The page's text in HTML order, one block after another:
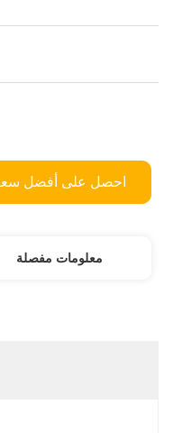
احصل على أفضل
معلومات مفصلة